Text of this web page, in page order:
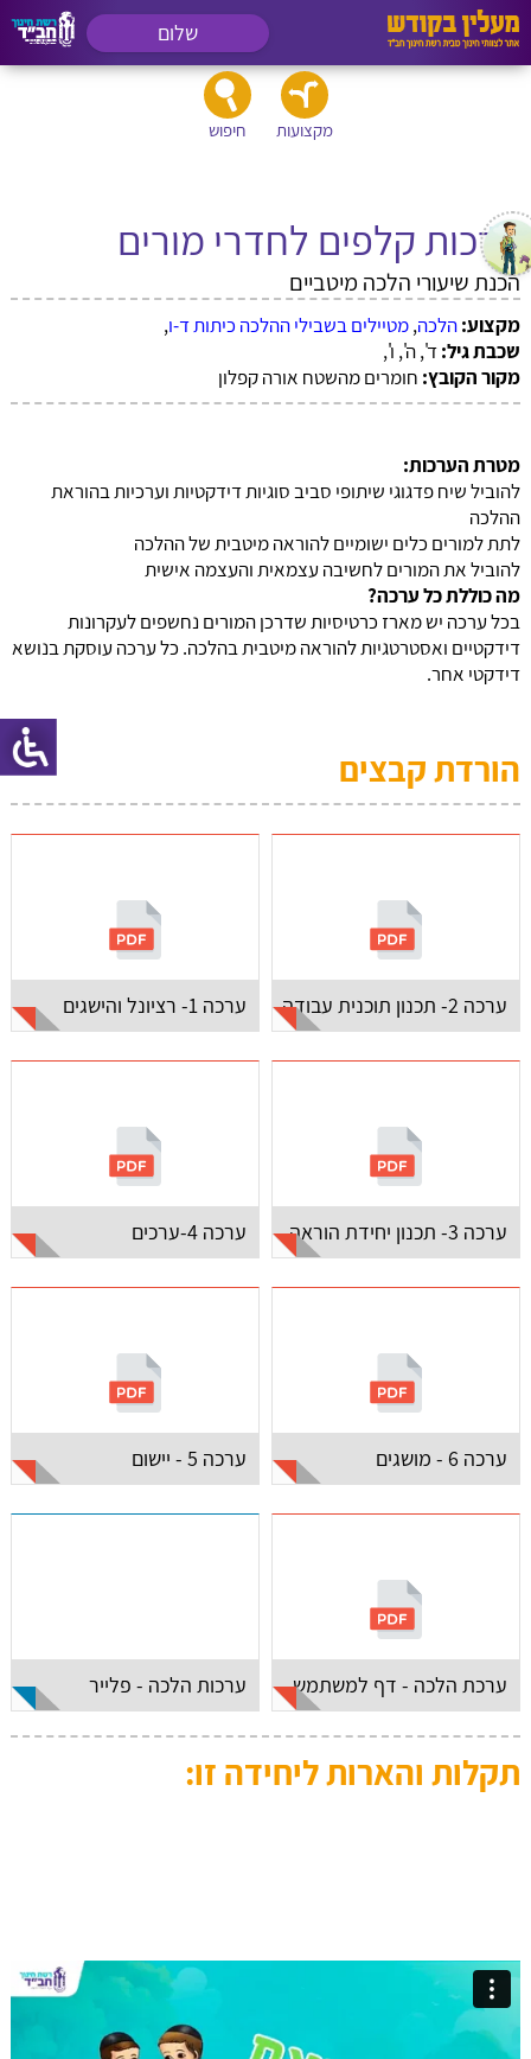
שלום
מקצועות חיפוש
ערכות קלפים לחדרי מורים
הכנת שיעורי הלכה מיטביים
מקצוע:הלכה,מטיילים בשבילי ההלכה כיתות ד-ו,
שכבת גיל:ד', ה', ו',
מקור הקובץ: חומרים מהשטח אורה קפלון
מטרת הערכות:
להוביל שיח פדגוגי שיתופי סביב סוגיות דידקטיות וערכיות בהוראת
ההלכה
לתת למורים כלים ישומיים להוראה מיטבית של ההלכה
להוביל את המורים לחשיבה עצמאית והעצמה אישית
מה כוללת כל ערכה?
בכל ערכה יש מארז כרטיסיות שדרכן המורים נחשפים לעקרונות
דידקטיים ואסטרטגיות להוראה מיטבית בהלכה. כל ערכה עוסקת בנושא
דידקטי אחר.
הורדת קבצים
ערכה 2- תכנון תוכנית עבודה ערכה 1- רציונל והישגים
ערכה 3- תכנון יחידת הוראה ערכה 4-ערכים
ערכה 6 - מושגים ערכה 5 - יישום
ערכת הלכה - דף למשתמש ערכות הלכה - פלייר
תקלות והארות ליחידה זו: